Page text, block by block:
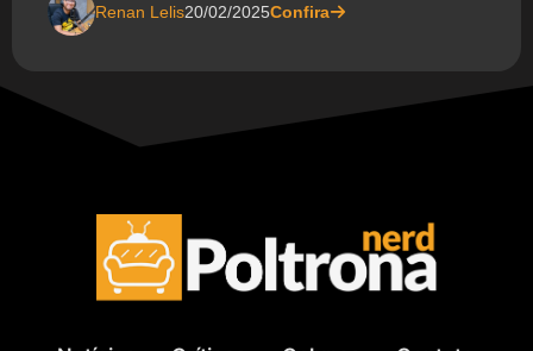
Renan Lelis20/02/2025Confira